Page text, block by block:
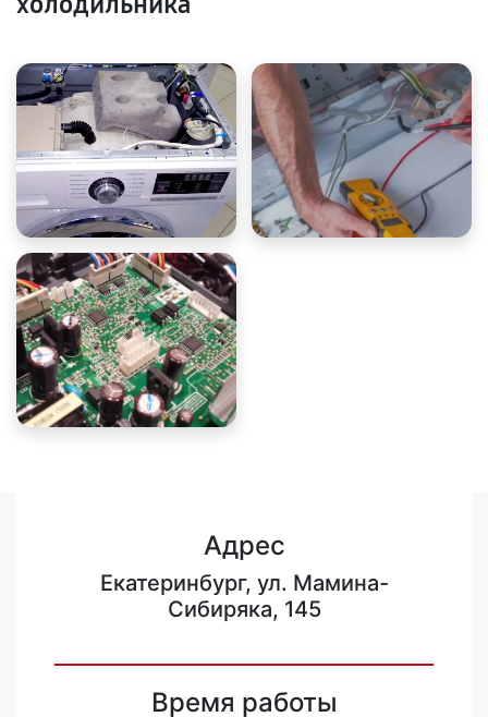
Адрес
Екатеринбург, ул. Мамина-
Сибиряка, 145
Время работы